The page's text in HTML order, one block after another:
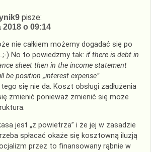
pisze:
2018 o 09:14
nie całkiem możemy dogadać się po
) No to powiedzmy tak: if there is debt in
sheet then in the income statement
be position „interest expense”.
się nie da. Koszt obsługi zadłużenia
zmienić ponieważ zmienić się może
jest „z powietrza” i że jej w zasadzie
spłacać okaże się kosztowną iluzją
przez to finansowany rąbnie w